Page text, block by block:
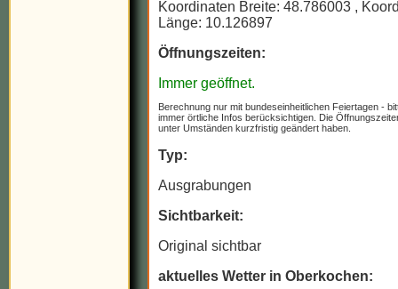
Koordinaten Breite: 48.786003 ,
Länge: 10.126897
Öffnungszeiten:
Immer geöffnet.
Berechnung nur mit bundeseinheitlichen Feiertagen -
immer örtliche Infos berücksichtigen. Die
unter Umständen kurzfristig geändert haben.
Typ:
Ausgrabungen
Sichtbarkeit:
Original sichtbar
aktuelles Wetter in Oberkochen: